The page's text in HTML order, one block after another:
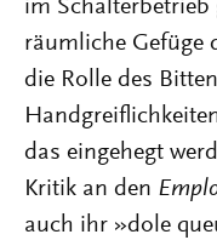
im Schalterbetrieb
räumliche Gefüge
die Rolle des
das eingehegt
Kritik an den
auch ihr »dole